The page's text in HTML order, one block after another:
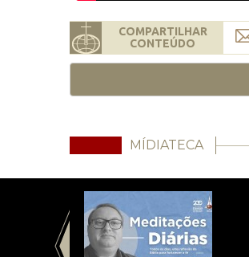
COMPARTILHAR
CONTEÚDO
MÍDIATECA